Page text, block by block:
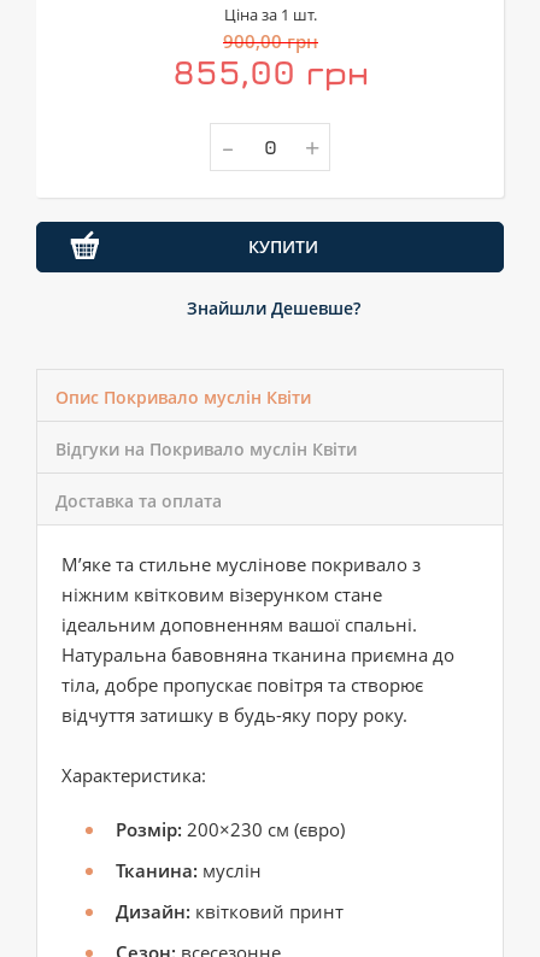
Ціна за 1 шт.
900,00 грн
855,00 грн
- +
КУПИТИ
Знайшли Дешевше?
Опис Покривало муслін Квіти
Відгуки на Покривало муслін Квіти
Доставка та оплата
М’яке та стильне муслінове покривало з
ніжним квітковим візерунком стане
ідеальним доповненням вашої спальні.
Натуральна бавовняна тканина приємна до
тіла, добре пропускає повітря та створює
відчуття затишку в будь-яку пору року.
Характеристика:
Розмір: 200×230 см (євро)
Тканина: муслін
Дизайн: квітковий принт
Сезон: всесезонне